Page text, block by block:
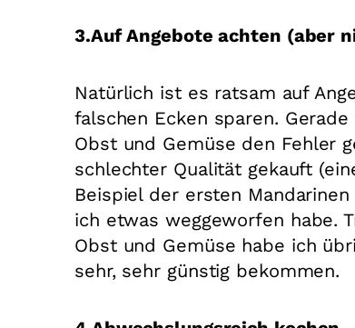
3.Auf Angebote achten (aber
Natürlich ist es ratsam auf
falschen Ecken sparen.
Obst und Gemüse den Fehler
schlechter Qualität gekauft
Beispiel der ersten
ich etwas weggeworfen habe.
Obst und Gemüse habe ich
sehr, sehr günstig bekommen.